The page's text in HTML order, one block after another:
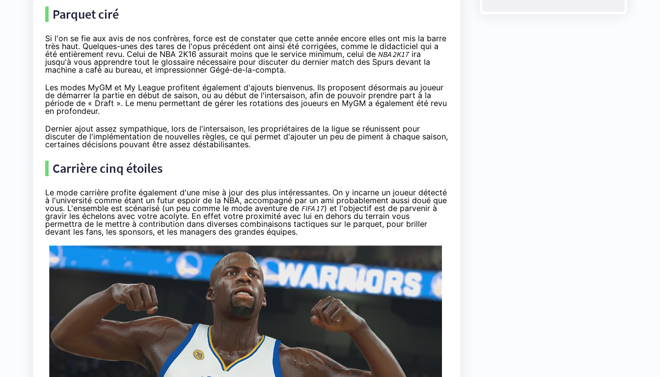
Parquet ciré
Si l'on se fie aux avis de nos confrères, force est de constater que cette année encore elles ont mis la barre
très haut. Quelques-unes des tares de l'opus précédent ont ainsi été corrigées, comme le didacticiel qui a
été entièrement revu. Celui de NBA 2K16 assurait moins que le service minimum, celui de NBA 2K17ira
jusqu'à vous apprendre tout le glossaire nécessaire pour discuter du dernier match des Spurs devant la
machine a café au bureau, et impressionner Gégé-de-la-compta.
Les modes MyGM et My League profitent également d'ajouts bienvenus. Ils proposent désormais au joueur
de démarrer la partie en début de saison, ou au début de l'intersaison, afin de pouvoir prendre part à la
période de « Draft ». Le menu permettant de gérer les rotations des joueurs en MyGM a également été revu
en profondeur.
Dernier ajout assez sympathique, lors de l'intersaison, les propriétaires de la ligue se réunissent pour
discuter de l'implémentation de nouvelles règles, ce qui permet d'ajouter un peu de piment à chaque saison,
certaines décisions pouvant être assez déstabilisantes.
Carrière cinq étoiles
Le mode carrière profite également d'une mise à jour des plus intéressantes. On y incarne un joueur détecté
à l'université comme étant un futur espoir de la NBA, accompagné par un ami probablement aussi doué que
vous. L'ensemble est scénarisé (un peu comme le mode aventure de FIFA 17) et l'objectif est de parvenir à
gravir les échelons avec votre acolyte. En effet votre proximité avec lui en dehors du terrain vous
permettra de le mettre à contribution dans diverses combinaisons tactiques sur le parquet, pour briller
devant les fans, les sponsors, et les managers des grandes équipes.